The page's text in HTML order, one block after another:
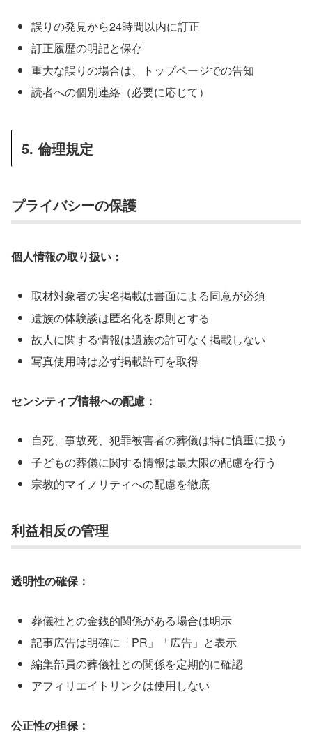
誤りの発見から24時間以内に訂正
訂正履歴の明記と保存
重大な誤りの場合は、トップページでの告知
読者への個別連絡（必要に応じて）
5. 倫理規定
プライバシーの保護
個人情報の取り扱い：
取材対象者の実名掲載は書面による同意が必須
遺族の体験談は匿名化を原則とする
故人に関する情報は遺族の許可なく掲載しない
写真使用時は必ず掲載許可を取得
センシティブ情報への配慮：
自死、事故死、犯罪被害者の葬儀は特に慎重に扱う
子どもの葬儀に関する情報は最大限の配慮を行う
宗教的マイノリティへの配慮を徹底
利益相反の管理
透明性の確保：
葬儀社との金銭的関係がある場合は明示
記事広告は明確に「PR」「広告」と表示
編集部員の葬儀社との関係を定期的に確認
アフィリエイトリンクは使用しない
公正性の担保：